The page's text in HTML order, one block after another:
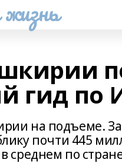
гид по
на подъеме.
почти 445
среднем по